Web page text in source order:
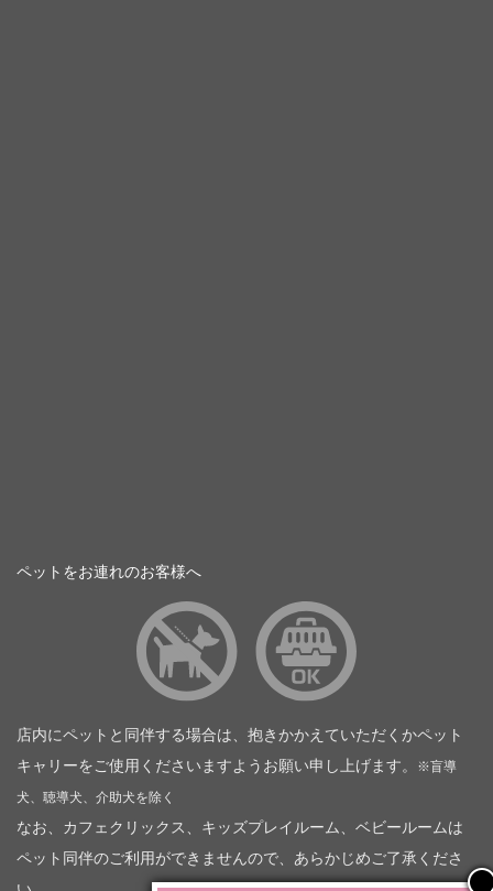
ペットをお連れのお客様へ
店内にペットと同伴する場合は、抱きかかえていただくかペット
キャリーをご使用くださいますようお願い申し上げます。
※盲導
犬、聴導犬、介助犬を除く
なお、カフェクリックス、キッズプレイルーム、ベビールームは
ペット同伴のご利用ができませんので、あらかじめご了承くださ